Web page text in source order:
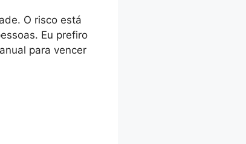
O risco está
Eu prefiro
para vencer